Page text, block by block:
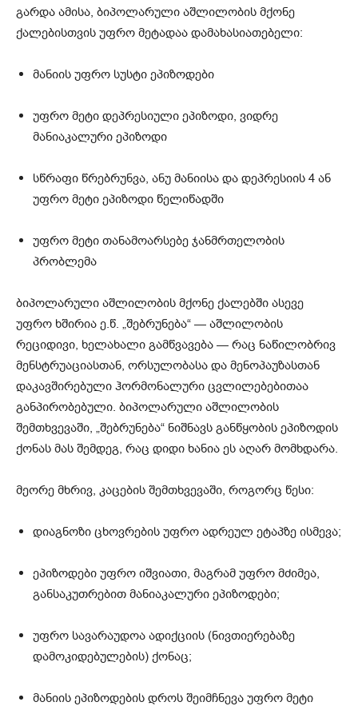
გარდა ამისა, ბიპოლარული აშლილობის მქონე
ქალებისთვის უფრო მეტადაა დამახასიათებელი:
მანიის უფრო სუსტი ეპიზოდები
უფრო მეტი დეპრესიული ეპიზოდი, ვიდრე
მანიაკალური ეპიზოდი
სწრაფი წრებრუნვა, ანუ მანიისა და დეპრესიის 4 ან
უფრო მეტი ეპიზოდი წელიწადში
უფრო მეტი თანამოარსებე ჯანმრთელობის
პრობლემა
ბიპოლარული აშლილობის მქონე ქალებში ასევე
უფრო ხშირია ე.წ. „შებრუნება“ — აშლილობის
რეციდივი, ხელახალი გამწვავება — რაც ნაწილობრივ
მენსტრუაციასთან, ორსულობასა და მენოპაუზასთან
დაკავშირებული ჰორმონალური ცვლილებებითაა
განპირობებული. ბიპოლარული აშლილობის
შემთხვევაში, „შებრუნება“ ნიშნავს განწყობის ეპიზოდის
ქონას მას შემდეგ, რაც დიდი ხანია ეს აღარ მომხდარა.
მეორე მხრივ, კაცების შემთხვევაში, როგორც წესი:
დიაგნოზი ცხოვრების უფრო ადრეულ ეტაპზე ისმევა;
ეპიზოდები უფრო იშვიათი, მაგრამ უფრო მძიმეა,
განსაკუთრებით მანიაკალური ეპიზოდები;
უფრო სავარაუდოა ადიქციის (ნივთიერებაზე
დამოკიდებულების) ქონაც;
მანიის ეპიზოდების დროს შეიმჩნევა უფრო მეტი